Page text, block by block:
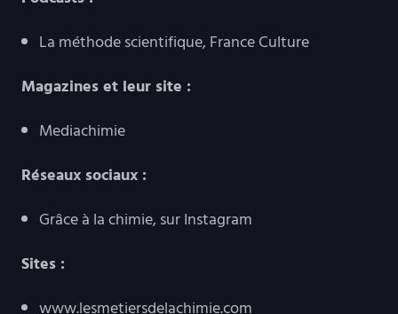
La méthode scientifique, France Culture
Magazines et leur site :
Mediachimie
Réseaux sociaux :
Grâce à la chimie, sur Instagram
Sites :
www.lesmetiersdelachimie.com